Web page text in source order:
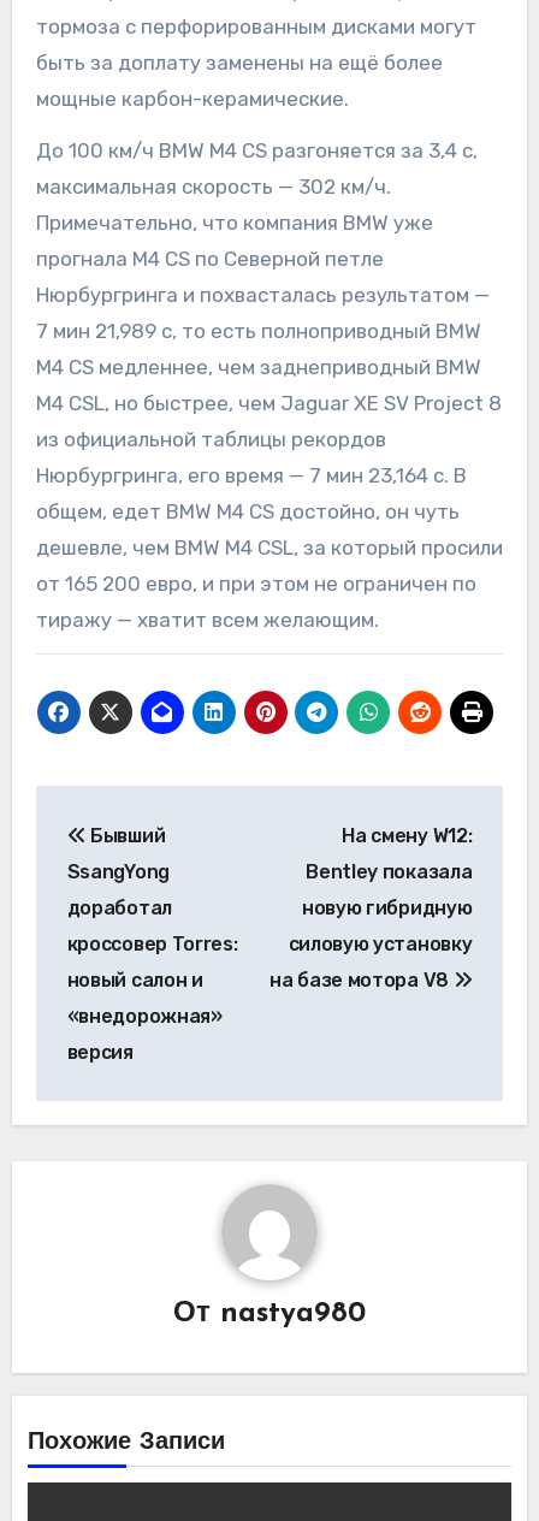
тормоза с перфорированным дисками могут
быть за доплату заменены на ещё более
мощные карбон-керамические.
До 100 км/ч BMW M4 CS разгоняется за 3,4 с,
максимальная скорость — 302 км/ч.
Примечательно, что компания BMW уже
прогнала M4 CS по Северной петле
Нюрбургринга и похвасталась результатом —
7 мин 21,989 с, то есть полноприводный BMW
M4 CS медленнее, чем заднеприводный BMW
M4 CSL, но быстрее, чем Jaguar XE SV Project 8
из официальной таблицы рекордов
Нюрбургринга, его время — 7 мин 23,164 с. В
общем, едет BMW M4 CS достойно, он чуть
дешевле, чем BMW M4 CSL, за который просили
от 165 200 евро, и при этом не ограничен по
тиражу — хватит всем желающим.
по
записям
Бывший
SsangYong
доработал
кроссовер Torres:
новый салон и
«внедорожная»
версия
На смену W12:
Bentley показала
новую гибридную
силовую установку
на базе мотора V8
От nastya980
Похожие Записи